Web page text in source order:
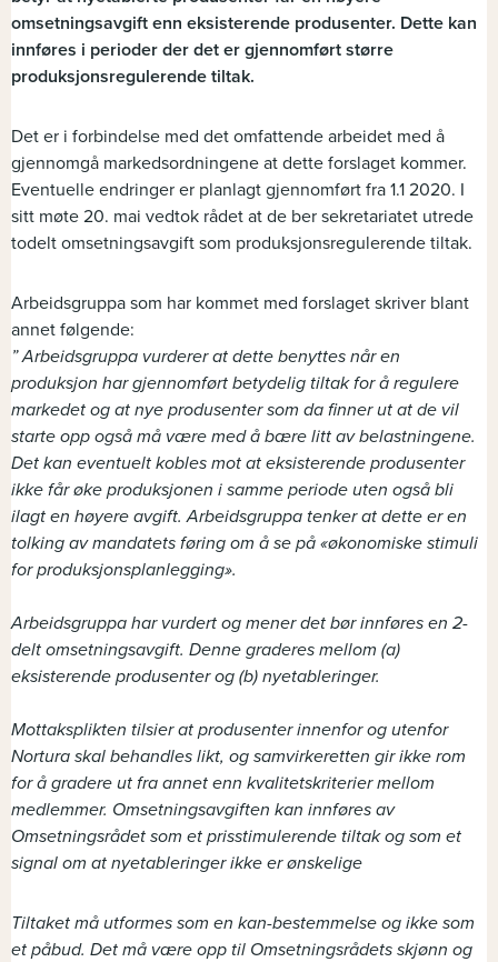
omsetningsavgift enn eksisterende produsenter. Dette kan
innføres i perioder der det er gjennomført større
produksjonsregulerende tiltak.
Det er i forbindelse med det omfattende arbeidet med å
gjennomgå markedsordningene at dette forslaget kommer.
Eventuelle endringer er planlagt gjennomført fra 1.1 2020. I
sitt møte 20. mai vedtok rådet at de ber sekretariatet utrede
todelt omsetningsavgift som produksjonsregulerende tiltak.
Arbeidsgruppa som har kommet med forslaget skriver blant
annet følgende:
” Arbeidsgruppa vurderer at dette benyttes når en
produksjon har gjennomført betydelig tiltak for å regulere
markedet og at nye produsenter som da finner ut at de vil
starte opp også må være med å bære litt av belastningene.
Det kan eventuelt kobles mot at eksisterende produsenter
ikke får øke produksjonen i samme periode uten også bli
ilagt en høyere avgift. Arbeidsgruppa tenker at dette er en
tolking av mandatets føring om å se på «økonomiske stimuli
for produksjonsplanlegging».
Arbeidsgruppa har vurdert og mener det bør innføres en 2-
delt omsetningsavgift. Denne graderes mellom (a)
eksisterende produsenter og (b) nyetableringer.
Mottaksplikten tilsier at produsenter innenfor og utenfor
Nortura skal behandles likt, og samvirkeretten gir ikke rom
for å gradere ut fra annet enn kvalitetskriterier mellom
medlemmer. Omsetningsavgiften kan innføres av
Omsetningsrådet som et prisstimulerende tiltak og som et
signal om at nyetableringer ikke er ønskelige
Tiltaket må utformes som en kan-bestemmelse og ikke som
et påbud. Det må være opp til Omsetningsrådets skjønn og